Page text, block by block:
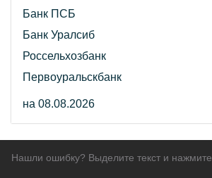
Банк ПСБ
Банк Уралсиб
Россельхозбанк
Первоуральскбанк
на 08.08.2026
Нашли ошибку? Выделите текст и нажмите